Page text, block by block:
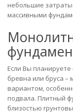
небольшие
массивными
Если Вы
бревна или бруса –
вариантом,
подвала. Плитный
близостью